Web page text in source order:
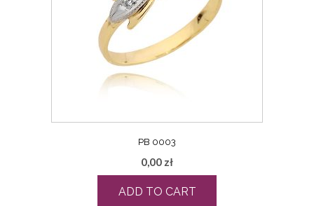
PB 0003
0,00 zł
ADD TO CART